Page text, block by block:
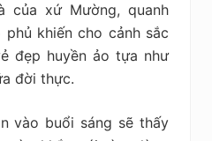
của xứ Mường, quanh
khiến cho cảnh sắc
đẹp huyền ảo tựa như
đời thực.
vào buổi sáng sẽ thấy